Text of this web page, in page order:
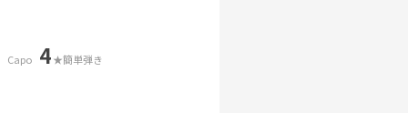
Capo 4★簡単弾き